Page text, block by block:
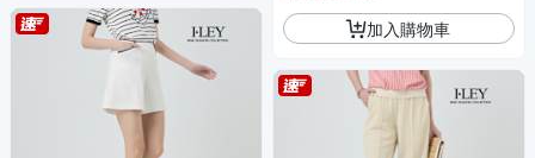
加入購物車